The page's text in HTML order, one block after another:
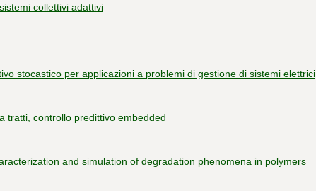
collettivi adattivi
stocastico per applicazioni a problemi di gestione di sistemi elettrici
tratti, controllo predittivo embedded
and simulation of degradation phenomena in polymers